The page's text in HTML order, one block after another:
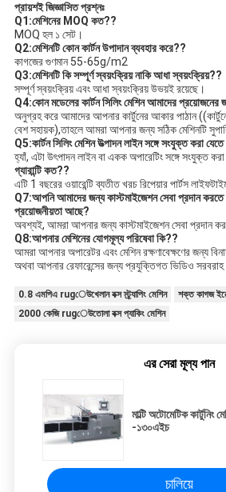
প্রায়শই জিজ্ঞাসিত প্রশ্নঃ
Q1 :মেশিনের MOQ কত??
MOQ হল ১ সেট।
Q2:মেশিনটি কোন কার্টন উপাদান ব্যবহার করে??
কাগজের গুণমান 55-65g/m2
Q3:মেশিনটি কি সম্পূর্ণ স্বয়ংক্রিয় নাকি আধা স্বয়ংক্রিয়??
সম্পূর্ণ স্বয়ংক্রিয় এবং আধা স্বয়ংক্রিয় উভয়ই রয়েছে।
Q4:কোন মডেলের কার্টন সিলিং মেশিন আমাদের
অনুগ্রহ করে আমাদের আপনার কার্টুনের আকার পাঠান
বেশ সহায়ক),তাহলে আমরা আপনার জন্য সঠিক মেশিনটি
Q5:কার্টন সিলিং মেশিন উত্পাদন লাইন সঙ্গে সংযুক্ত করা যেতে
হ্যাঁ, এটা উৎপাদন লাইন বা একক অপারেটিং সঙ্গে সংযুক্ত করা
গ্যারান্টি কত??
এটি 1 বছরের ওয়ারেন্টি ব্যতীত খরচ রিপেয়ার পার্টস
Q7:আপনি আমাদের জন্য কাস্টমাইজেশন সেবা প্রদান করতে
প্রয়োজনীয়তা আছে?
অবশ্যই, আমরা আপনার জন্য কাস্টমাইজেশন সেবা প্রদান
Q8:আপনার মেশিনের যোগমূল্য পরিষেবা কি??
আমরা আপনার অপারেটর এবং মেশিন রক্ষণাবেক্ষণের জন্য
অথবা আপনার রেফারেন্সের জন্য প্রযুক্তিগত ভিডিও
0.8 এমপিএ rugেউখেলান বক্স স্ট্র্যাপিং মেশিন
শক্ত কাগজ
2000 কেজি rugেউতোলা বক্স প্যাকিং মেশিন
এর সেরা মূল্য পান
মাল্টি অটোমেটিক কার্টুনিং
-১৩০এইচ
চালিয়ে